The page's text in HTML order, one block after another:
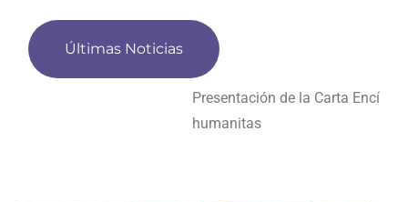
Últimas Noticias
Presentación de la Carta Encíclica Magnifica